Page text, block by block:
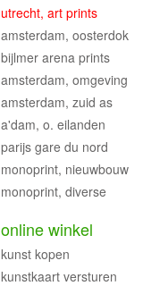
utrecht, art prints
amsterdam, oosterdok
bijlmer arena prints
amsterdam, omgeving
amsterdam, zuid as
a'dam, o. eilanden
parijs gare du nord
monoprint, nieuwbouw
monoprint, diverse
online winkel
kunst kopen
kunstkaart versturen